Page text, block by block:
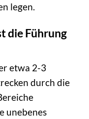
legen.
die Führung
etwa 2-3
durch die
unebenes